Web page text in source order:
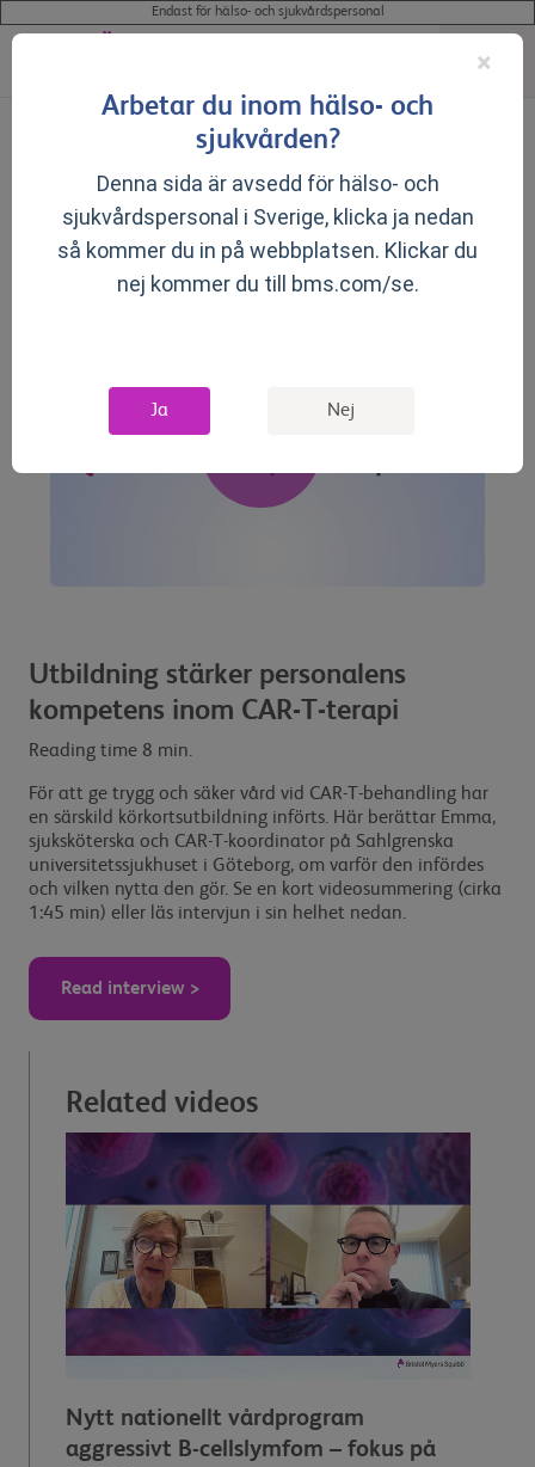
Endast för hälso- och sjukvårdspersonal
Produktresumé för våra godkända läkemedel på FASS:
(lisokabtagen-maraleucel)
Resources
Utbildning stärker personalens
kompetens inom CAR-T-terapi
Reading time 8 min.
För att ge trygg och säker vård vid CAR-T-behandling har
en särskild körkortsutbildning införts. Här berättar Emma,
sjuksköterska och CAR-T-koordinator på Sahlgrenska
universitetssjukhuset i Göteborg, om varför den infördes
och vilken nytta den gör. Se en kort videosummering (cirka
1:45 min) eller läs intervjun i sin helhet nedan.
Read interview >
Related videos
Nytt nationellt vårdprogram
aggressivt B-cellslymfom – fokus på
×
Arbetar du inom hälso- och
sjukvården?
Denna sida är avsedd för hälso- och
sjukvårdspersonal i Sverige, klicka ja nedan
så kommer du in på webbplatsen. Klickar du
nej kommer du till bms.com/se.
Ja Nej